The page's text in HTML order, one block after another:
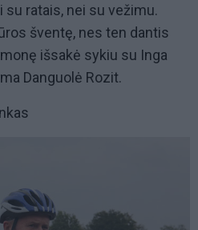
ratais, nei su vežimu.
šventę, nes ten dantis
išsakė sykiu su Inga
Danguolė Rozit.